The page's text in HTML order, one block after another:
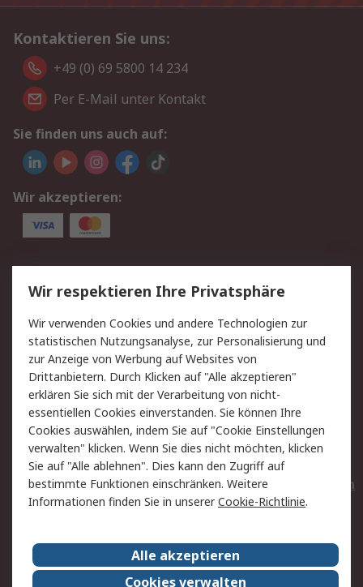
Kontaktieren Sie uns:
+49 (0) 69 5800 14 234
Per E-Mail unter Kontakt
Sie finden uns auch auf:
Wir akzeptieren:
Service
Value Added Services
Lieferlösungen
Rücksendungen
Kontakt
Hilfe
Privatkunden
Rechtliches
AGB
Datenschutz
Cookie-Richtlinie
Zahlungsbedingungen
Copyright/Impressum
Entsorgung
Elektrogeräte/Batterien
RS weltweit
Karriere bei RS
Nachhaltigkeit
Wir respektieren Ihre Privatsphäre
Wir verwenden Cookies und andere Technologien zur
statistischen Nutzungsanalyse, zur Personalisierung und
zur Anzeige von Werbung auf Websites von
Drittanbietern. Durch Klicken auf "Alle akzeptieren"
erklären Sie sich mit der Verarbeitung von nicht-
essentiellen Cookies einverstanden. Sie können Ihre
Cookies auswählen, indem Sie auf "Cookie Einstellungen
verwalten" klicken. Wenn Sie dies nicht möchten, klicken
Sie auf "Alle ablehnen". Dies kann den Zugriff auf
bestimmte Funktionen einschränken. Weitere
Informationen finden Sie in unsererCookie-Richtlinie.
Alle akzeptieren
Cookies verwalten